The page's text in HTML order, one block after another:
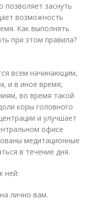
позволяет заснуть
возможность
Как выполнять
при этом правила?
всем начинающим,
и в иное время,
во время такой
коры головного
и улучшает
офисе
медитационные
в течение дня.
ней:
лично вам.